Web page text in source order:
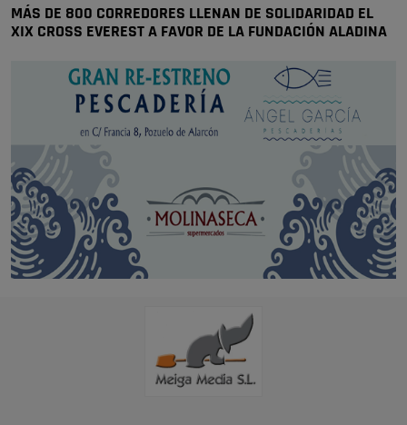
MÁS DE 800 CORREDORES LLENAN DE SOLIDARIDAD EL
XIX CROSS EVEREST A FAVOR DE LA FUNDACIÓN ALADINA